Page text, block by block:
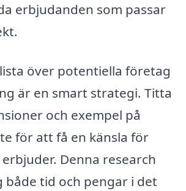
erbjudanden som passar
över potentiella företag
är en smart strategi. Titta
och exempel på
för att få en känsla för
Denna research
både tid och pengar i det